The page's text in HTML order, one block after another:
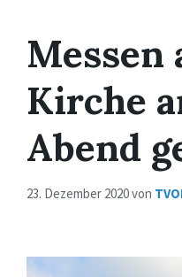
Messen
Kirche
Abend
23. Dezember 2020von